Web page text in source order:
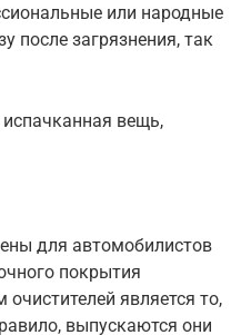
или народные
после загрязнения, так
вещь,
для автомобилистов
покрытия
является то,
выпускаются они